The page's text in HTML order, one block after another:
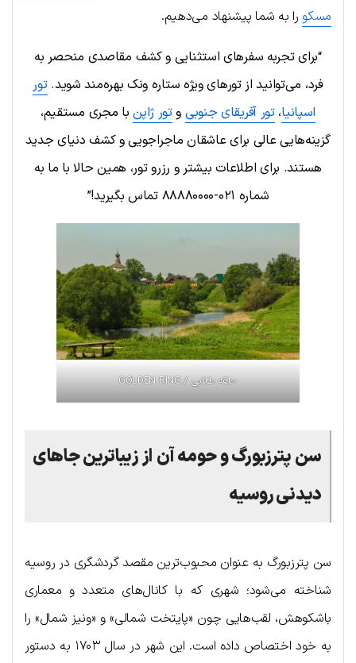
مسکو را به شما پیشنهاد می‌دهیم.
“برای تجربه سفرهای استثنایی و کشف مقاصدی منحصر به
فرد، می‌توانید از تورهای ویژه ستاره ونک بهره‌مند شوید.تور
اسپانیا،تور آفریقای جنوبی وتور ژاپنبا مجری مستقیم،
گزینه‌هایی عالی برای عاشقان ماجراجویی و کشف دنیای جدید
هستند. برای اطلاعات بیشتر و رزرو تور، همین حالا با ما به
شماره ۰۲۱-۸۸۸۸۰۰۰۰ تماس بگیرید!”
حلقه طلایی / GOLDEN RING
سن پترزبورگ و حومه آن از زیباترین جاهای
دیدنی روسیه
سن پترزبورگ به عنوان محبوب‌ترین مقصد گردشگری در روسیه
شناخته می‌شود؛ شهری که با کانال‌های متعدد و معماری
باشکوهش، لقب‌هایی چون «پایتخت شمالی» و «ونیز شمال» را
به خود اختصاص داده است. این شهر در سال ۱۷۰۳ به دستور